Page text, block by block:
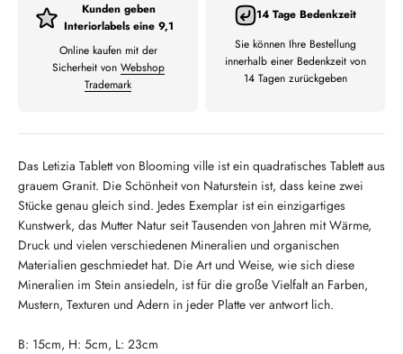
Kunden geben
Interiorlabels eine 9,1
Online kaufen mit der
Sicherheit von Webshop
Trademark
14 Tage Bedenkzeit
Sie können Ihre Bestellung
innerhalb einer Bedenkzeit von
14 Tagen zurückgeben
Das Letizia Tablett von Blooming ville ist ein quadratisches Tablett aus
grauem Granit. Die Schönheit von Naturstein ist, dass keine zwei
Stücke genau gleich sind. Jedes Exemplar ist ein einzigartiges
Kunstwerk, das Mutter Natur seit Tausenden von Jahren mit Wärme,
Druck und vielen verschiedenen Mineralien und organischen
Materialien geschmiedet hat. Die Art und Weise, wie sich diese
Mineralien im Stein ansiedeln, ist für die große Vielfalt an Farben,
Mustern, Texturen und Adern in jeder Platte ver antwort lich.
B: 15cm, H: 5cm, L: 23cm